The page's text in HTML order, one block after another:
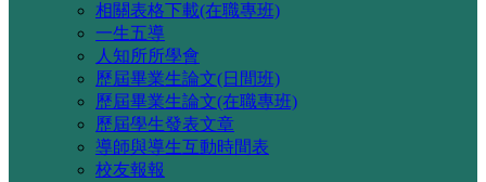
相關表格下載(在職專班)
一生五導
人知所所學會
歷屆畢業生論文(日間班)
歷屆畢業生論文(在職專班)
歷屆學生發表文章
導師與導生互動時間表
校友報報